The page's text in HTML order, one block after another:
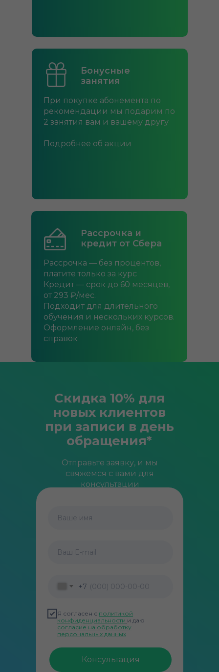
При покупке абонемента по
рекомендации мы подарим по
2 занятия вам и вашему другу
Подробнее об акции
Бонусные
занятия
При покупке абонемента по
рекомендации мы подарим по
2 занятия вам и вашему другу
Подробнее об акции
Бонусные
занятия
При покупке абонемента от 12
занятий. Оплачивайте удобно:
внесите только 50% в день
покупки, а оставшуюся сумму
— в течение 30 дней
Рассрочка
50/50
Рассрочка — без процентов,
платите только за курс
Кредит — срок до 60 месяцев,
от 293 ₽/мес.
Подходит для длительного
обучения и нескольких курсов.
Оформление онлайн, без
справок
Рассрочка и
кредит от Сбера
Скидка 10% для
новых клиентов
при записи в день
обращения*
Отправьте заявку, и мы
свяжемся с вами для
консультации
Ваше имя
Ваш E-mail
+7
Я согласен с политикой
конфиденциальности и даю
согласие на обработку
персональных данных
Консультация